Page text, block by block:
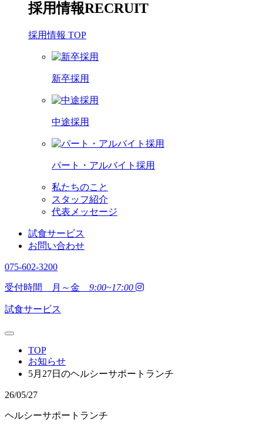
採用情報RECRUIT
採用情報 TOP
新卒採用
中途採用
パート・アルバイト採用
私たちのこと
スタッフ紹介
代表メッセージ
試食サービス
お問い合わせ
075-602-3200
受付時間 月～金 9:00~17:00
試食サービス
TOP
お知らせ
5月27日のヘルシーサポートランチ
26/05/27
ヘルシーサポートランチ